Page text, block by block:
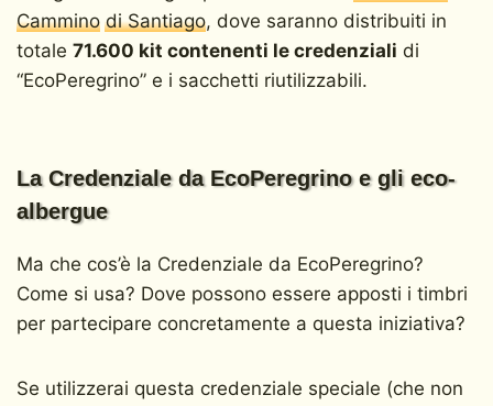
Camminodi Santiago, dove saranno distribuiti in
totale 71.600 kit contenenti le credenziali di
“EcoPeregrino” e i sacchetti riutilizzabili.
La Credenziale da EcoPeregrino e gli eco-
albergue
Ma che cos’è la Credenziale da EcoPeregrino?
Come si usa? Dove possono essere apposti i timbri
per partecipare concretamente a questa iniziativa?
Se utilizzerai questa credenziale speciale (che non